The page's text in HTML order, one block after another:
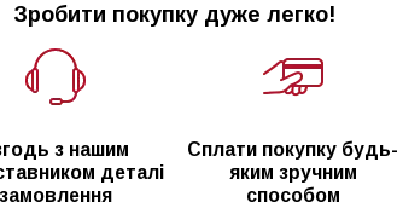
Зробити покупку дуже легко!
з нашим
деталі
замовлення
Сплати покупку будь-
яким зручним
способом